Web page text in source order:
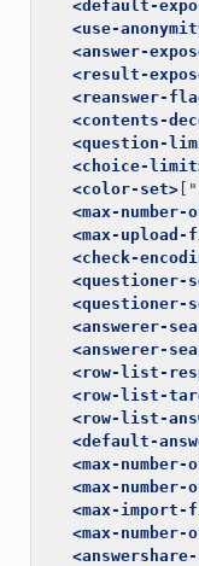
<default-
<use-
<answer-
<result-
<reanswer-
<contents-
<question-
<choice-
<color-set>
<max-
<max-
<check-
<questioner-
<questioner-
<answerer-
<answerer-
<row-list-
<row-list-
<row-list-
<default-
<max-
<max-
<max-
<max-